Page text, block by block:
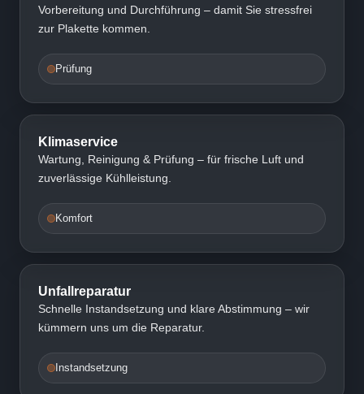
Vorbereitung und Durchführung – damit Sie stressfrei
zur Plakette kommen.
Prüfung
Klimaservice
Wartung, Reinigung & Prüfung – für frische Luft und
zuverlässige Kühlleistung.
Komfort
Unfallreparatur
Schnelle Instandsetzung und klare Abstimmung – wir
kümmern uns um die Reparatur.
Instandsetzung